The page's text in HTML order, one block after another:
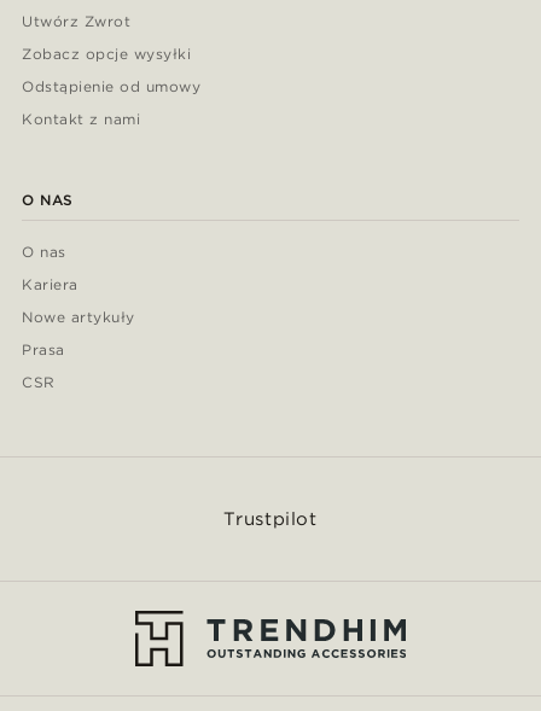
Utwórz Zwrot
Zobacz opcje wysyłki
Odstąpienie od umowy
Kontakt z nami
O NAS
O nas
Kariera
Nowe artykuły
Prasa
CSR
Trustpilot